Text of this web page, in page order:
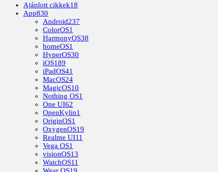
Ajánlott cikkek18
App830
Android237
ColorOS1
HarmonyOS38
homeOS1
HyperOS30
iOS189
iPadOS41
MacOS24
MagicOS10
Nothing OS1
One UI62
OpenKylin1
OriginOS1
OxygenOS19
Realme UI11
Vega OS1
visionOS13
WatchOS11
Wear OS19